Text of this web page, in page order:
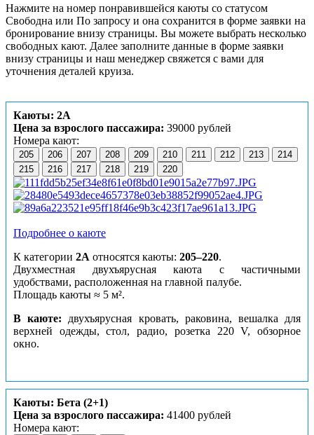
Нажмите на номер понравившейся каюты со статусом
Свободна или По запросу и она сохранится в форме заявки на
бронирование внизу страницы. Вы можете выбрать несколько
свободных кают. Далее заполните данные в форме заявки
внизу страницы и наш менеджер свяжется с вами для
уточнения деталей круиза.
Каюты: 2А
Цена за взрослого пассажира: 39000 рублей
Номера кают:
205 206 207 208 209 210 211 212 213
214
215
216 217 218 219 220
Подробнее о каюте
К категории 2А относятся каюты: 205–220.
Двухместная двухъярусная каюта с частичными
удобствами, расположенная на главной палубе.
Площадь каюты ≈ 5 м².
В каюте: двухъярусная кровать, раковина, вешалка для
верхней одежды, стол, радио, розетка 220 V, обзорное
окно.
Каюты: Бета (2+1)
Цена за взрослого пассажира: 41400 рублей
Номера кают: